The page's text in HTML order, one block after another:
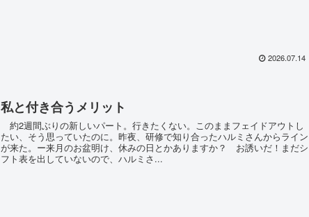
2026.07.14
私と付き合うメリット
約2週間ぶりの新しいパート。行きたくない。このままフェイドアウトし
たい、そう思っていたのに。昨夜、研修で知り合ったハルミさんからライン
が来た。ー来月のお盆明け、休みの日とかありますか？ お誘いだ！まだシ
フト表を出していないので、ハルミさ...